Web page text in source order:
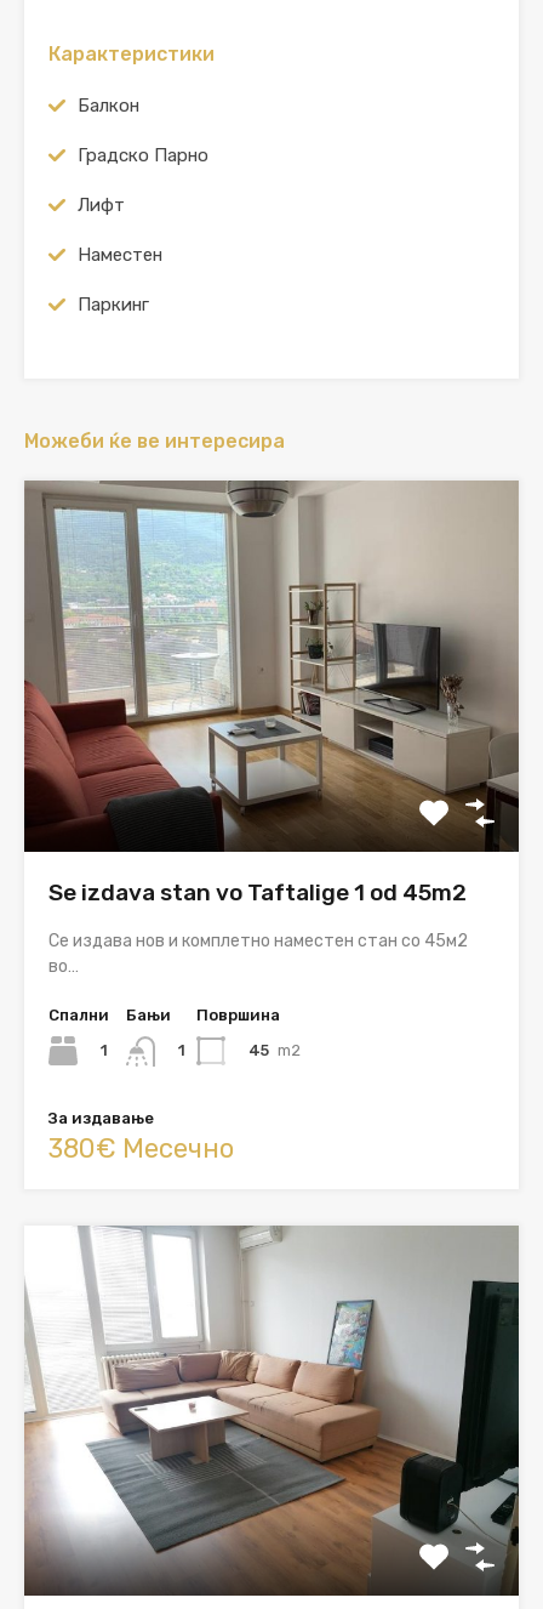
Карактеристики
Балкон
Градско Парно
Лифт
Наместен
Паркинг
Можеби ќе ве интересира
Se izdava stan vo Taftalige 1 od 45m2
Се издава нов и комплетно наместен стан со 45м2
во…
Спални
1
Бањи
1
Површина
45 m2
За издавање
380€ Месечно